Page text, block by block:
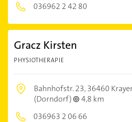
036962 2 42 80
Gracz Kirsten
PHYSIOTHERAPIE
Bahnhofstr. 23,36460
(Dorndorf)
4,8 km
036963 2 06 66